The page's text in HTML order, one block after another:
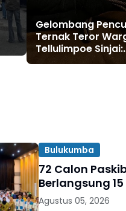
Gelombang
Ternak Teror
Tellulimpoe Sinjai:
Laporan
Bulukumba
72 Calon
Berlangsung
Agustus 05, 2026